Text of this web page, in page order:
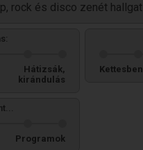
rock és disco zenét hallgat
Hátizsák,
kirándulás
Kettesben
Programok